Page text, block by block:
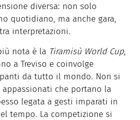
diversa: non solo
quotidiano, ma anche gara,
interpretazioni.
nota è la Tiramisù World Cup,
a Treviso e coinvolge
da tutto il mondo. Non si
che portano la
legata a gesti imparati in
tempo. La competizione si